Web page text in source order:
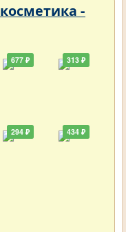
-
677 ₽
294 ₽
313 ₽
434 ₽